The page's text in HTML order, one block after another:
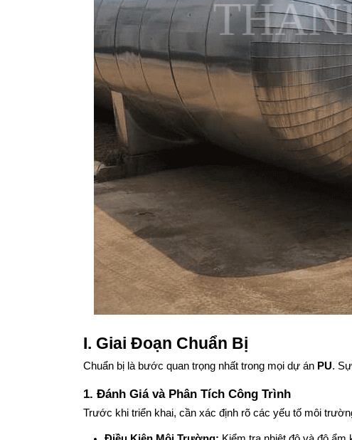
I. Giai Đoạn Chuẩn Bị
Chuẩn bị là bước quan trọng nhất trong mọi dự án PU.
1. Đánh Giá và Phân Tích Công Trình
Trước khi triển khai, cần xác định rõ các yếu tố môi